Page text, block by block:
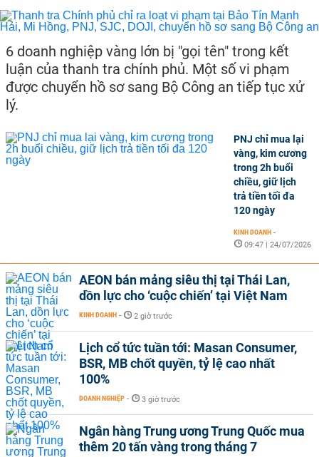
6 doanh nghiệp vàng lớn bị "gọi tên" trong kết
luận của thanh tra chính phủ. Một số vi phạm
được chuyển hồ sơ sang Bộ Công an tiếp tục xử
lý.
PNJ chỉ mua lại
vàng, kim cương
trong 2h buổi
chiều, giữ lịch
trả tiền tối đa
120 ngày
KINH DOANH -
09:47 | 24/07/2026
AEON bán mảng siêu thị tại Thái Lan,
dồn lực cho ‘cuộc chiến’ tại Việt Nam
KINH DOANH - 2 giờ trước
Lịch cổ tức tuần tới: Masan Consumer,
BSR, MB chốt quyền, tỷ lệ cao nhất
100%
DOANH NGHIỆP - 3 giờ trước
Ngân hàng Trung ương Trung Quốc mua
thêm 20 tấn vàng trong tháng 7